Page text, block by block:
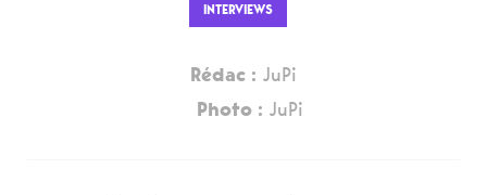
Newsletter
INTERVIEWS
Rédac : JuPi
Photo : JuPi